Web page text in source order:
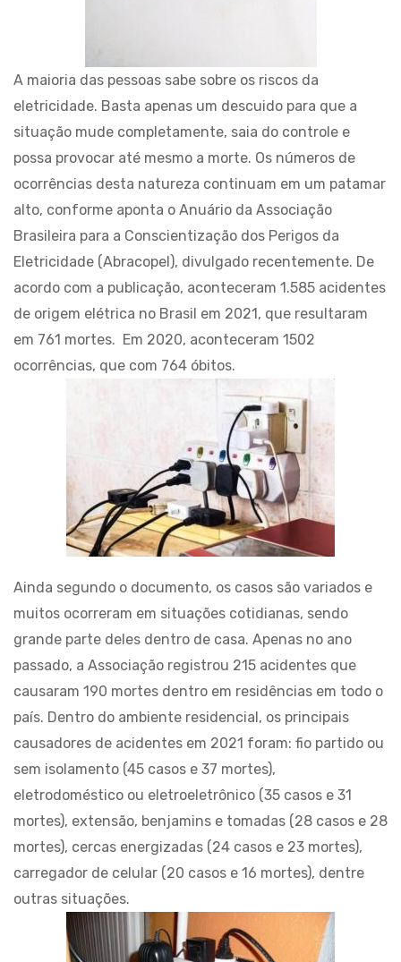
A maioria das pessoas sabe sobre os riscos da
eletricidade. Basta apenas um descuido para que a
situação mude completamente, saia do controle e
possa provocar até mesmo a morte. Os números de
ocorrências desta natureza continuam em um patamar
alto, conforme aponta o Anuário da Associação
Brasileira para a Conscientização dos Perigos da
Eletricidade (Abracopel), divulgado recentemente. De
acordo com a publicação, aconteceram 1.585 acidentes
de origem elétrica no Brasil em 2021, que resultaram
em 761 mortes. Em 2020, aconteceram 1502
ocorrências, que com 764 óbitos.
Ainda segundo o documento, os casos são variados e
muitos ocorreram em situações cotidianas, sendo
grande parte deles dentro de casa. Apenas no ano
passado, a Associação registrou 215 acidentes que
causaram 190 mortes dentro em residências em todo o
país. Dentro do ambiente residencial, os principais
causadores de acidentes em 2021 foram: fio partido ou
sem isolamento (45 casos e 37 mortes),
eletrodoméstico ou eletroeletrônico (35 casos e 31
mortes), extensão, benjamins e tomadas (28 casos e 28
mortes), cercas energizadas (24 casos e 23 mortes),
carregador de celular (20 casos e 16 mortes), dentre
outras situações.